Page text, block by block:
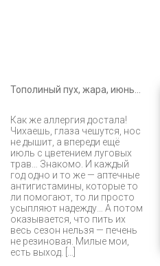
Тополиный пух, жара, июнь…
Как же аллергия достала!
Чихаешь, глаза чешутся, нос
не дышит, а впереди ещё
июль с цветением луговых
трав… Знакомо. И каждый
год одно и то же — аптечные
антигистамины, которые то
ли помогают, то ли просто
усыпляют надежду… А потом
оказывается, что пить их
весь сезон нельзя — печень
не резиновая. Милые мои,
есть выход. […]